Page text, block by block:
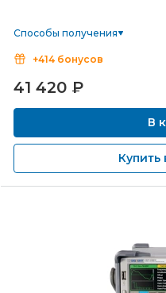
Способы получения
+414 бонусов
41 420 ₽
В
Купить